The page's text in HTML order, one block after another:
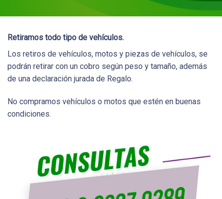
Retiramos todo tipo de vehículos.
Los retiros de vehículos, motos y piezas de vehículos, se
podrán retirar con un cobro según peso y tamaño, además
de una declaración jurada de Regalo.
No compramos vehículos o motos que estén en buenas
condiciones.